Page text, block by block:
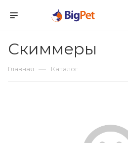
Скиммеры
Главная — Каталог